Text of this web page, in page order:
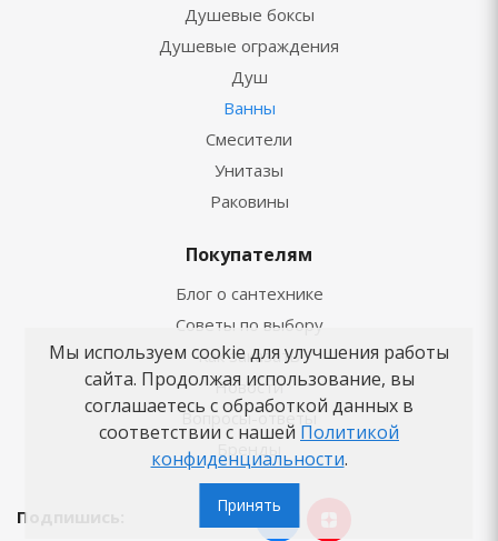
Душевые боксы
Душевые ограждения
Душ
Ванны
Смесители
Унитазы
Раковины
Покупателям
Блог о сантехнике
Советы по выбору
Как заказать
Новости
Вопросы-ответы
Подпишись:
Мы используем cookie для улучшения работы
сайта. Продолжая использование, вы
соглашаетесь с обработкой данных в
соответствии с нашей Политикой
конфиденциальности.
Принять